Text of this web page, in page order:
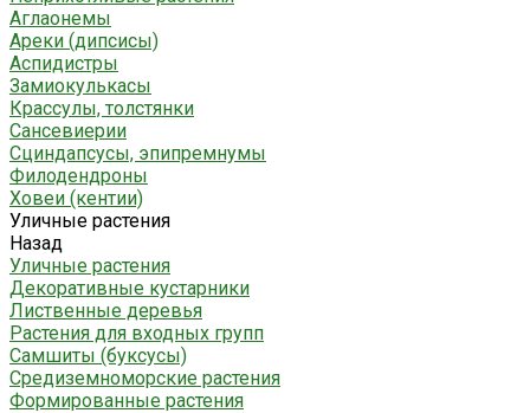
Аглаонемы
Ареки (дипсисы)
Аспидистры
Замиокулькасы
Крассулы, толстянки
Сансевиерии
Сциндапсусы, эпипремнумы
Филодендроны
Ховеи (кентии)
Уличные растения
Назад
Уличные растения
Декоративные кустарники
Лиственные деревья
Растения для входных групп
Самшиты (буксусы)
Средиземноморские растения
Формированные растения